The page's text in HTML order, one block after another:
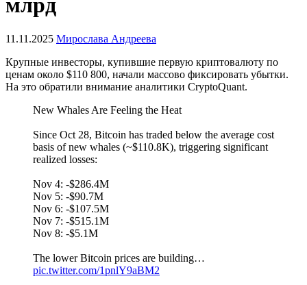
млрд
11.11.2025 Мирослава Андреева
Крупные инвесторы, купившие первую криптовалюту по
ценам около $110 800, начали массово фиксировать убытки.
На это обратили внимание аналитики CryptoQuant.
New Whales Are Feeling the Heat
Since Oct 28, Bitcoin has traded below the average cost
basis of new whales (~$110.8K), triggering significant
realized losses:
Nov 4: -$286.4M
Nov 5: -$90.7M
Nov 6: -$107.5M
Nov 7: -$515.1M
Nov 8: -$5.1M
The lower Bitcoin prices are building…
pic.twitter.com/1pnlY9aBM2